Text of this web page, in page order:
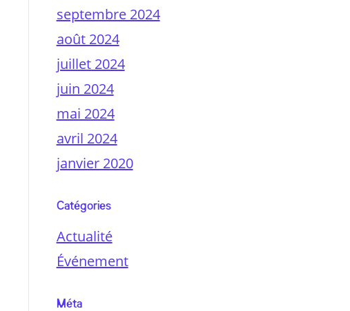
septembre 2024
août 2024
juillet 2024
juin 2024
mai 2024
avril 2024
janvier 2020
Catégories
Actualité
Événement
Méta